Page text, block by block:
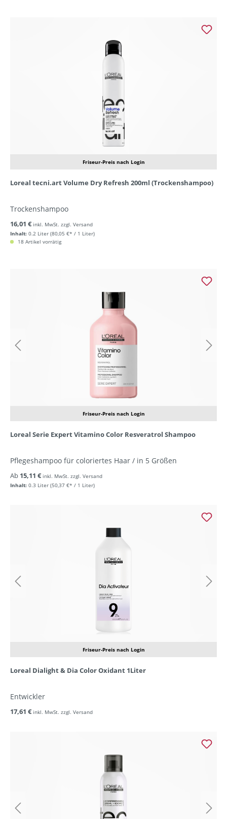
Friseur-Preis nach Login
Loreal tecni.art Volume Dry Refresh 200ml (Trockenshampoo)
Trockenshampoo
Inhalt: 0.2 Liter (80,05 €* / 1 Liter)
16,01 € inkl. MwSt. zzgl. Versand
18 Artikel vorrätig
Friseur-Preis nach Login
Loreal Serie Expert Vitamino Color Resveratrol Shampoo
Pflegeshampoo für coloriertes Haar / in 5 Größen
Inhalt: 0.3 Liter (50,37 €* / 1 Liter)
Ab 15,11 € inkl. MwSt. zzgl. Versand
Friseur-Preis nach Login
Loreal Dialight & Dia Color Oxidant 1Liter
Entwickler
17,61 € inkl. MwSt. zzgl. Versand